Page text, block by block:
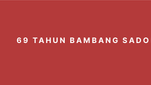
69 TAHUN BAMBANG